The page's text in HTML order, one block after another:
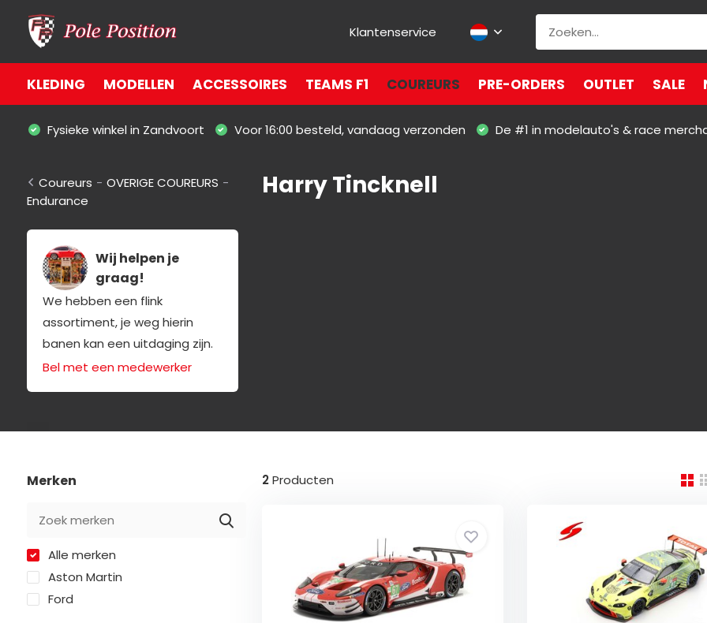
Klantenservice
KLEDING MODELLEN ACCESSOIRES TEAMS F1 COUREURS PRE-ORDERS OUTLET SALE
Fysieke winkel in Zandvoort Voor 16:00 besteld, vandaag verzonden De #1 in modelauto's & race
Coureurs - OVERIGE COUREURS -
Endurance
Wij helpen je
graag!
We hebben een flink
assortiment, je weg hierin
banen kan een uitdaging zijn.
Bel met een medewerker
Harry Tincknell
Merken
Alle merken
Aston Martin
Ford
2Producten